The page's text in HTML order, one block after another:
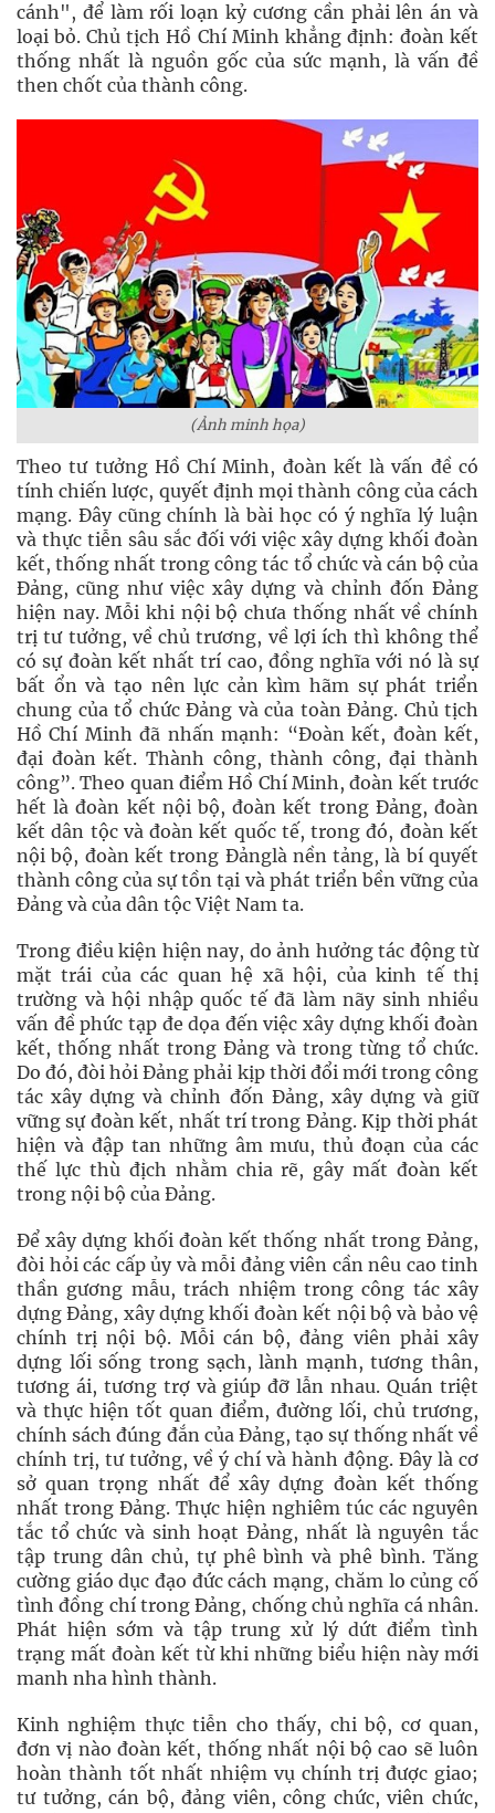
cánh", để làm rối loạn kỷ cương cần phải lên án và
loại bỏ. Chủ tịch Hồ Chí Minh khẳng định: đoàn kết
thống nhất là nguồn gốc của sức mạnh, là vấn đề
then chốt của thành công.
(Ảnh minh họa)
Theo tư tưởng Hồ Chí Minh, đoàn kết là vấn đề có
tính chiến lược, quyết định mọi thành công của cách
mạng. Đây cũng chính là bài học có ý nghĩa lý luận
và thực tiễn sâu sắc đối với việc xây dựng khối đoàn
kết, thống nhất trong công tác tổ chức và cán bộ của
Đảng, cũng như việc xây dựng và chỉnh đốn Đảng
hiện nay. Mỗi khi nội bộ chưa thống nhất về chính
trị tư tưởng, về chủ trương, về lợi ích thì không thể
có sự đoàn kết nhất trí cao, đồng nghĩa với nó là sự
bất ổn và tạo nên lực cản kìm hãm sự phát triển
chung của tổ chức Đảng và của toàn Đảng. Chủ tịch
Hồ Chí Minh đã nhấn mạnh: “Đoàn kết, đoàn kết,
đại đoàn kết. Thành công, thành công, đại thành
công”. Theo quan điểm Hồ Chí Minh, đoàn kết trước
hết là đoàn kết nội bộ, đoàn kết trong Đảng, đoàn
kết dân tộc và đoàn kết quốc tế, trong đó, đoàn kết
nội bộ, đoàn kết trong Đảnglà nền tảng, là bí quyết
thành công của sự tồn tại và phát triển bền vững của
Đảng và của dân tộc Việt Nam ta.
Trong điều kiện hiện nay, do ảnh hưởng tác động từ
mặt trái của các quan hệ xã hội, của kinh tế thị
trường và hội nhập quốc tế đã làm nãy sinh nhiều
vấn đề phức tạp đe dọa đến việc xây dựng khối đoàn
kết, thống nhất trong Đảng và trong từng tổ chức.
Do đó, đòi hỏi Đảng phải kịp thời đổi mới trong công
tác xây dựng và chỉnh đốn Đảng, xây dựng và giữ
vững sự đoàn kết, nhất trí trong Đảng. Kịp thời phát
hiện và đập tan những âm mưu, thủ đoạn của các
thế lực thù địch nhằm chia rẽ, gây mất đoàn kết
trong nội bộ của Đảng.
Để xây dựng khối đoàn kết thống nhất trong Đảng,
đòi hỏi các cấp ủy và mỗi đảng viên cần nêu cao tinh
thần gương mẫu, trách nhiệm trong công tác xây
dựng Đảng, xây dựng khối đoàn kết nội bộ và bảo vệ
chính trị nội bộ. Mỗi cán bộ, đảng viên phải xây
dựng lối sống trong sạch, lành mạnh, tương thân,
tương ái, tương trợ và giúp đỡ lẫn nhau. Quán triệt
và thực hiện tốt quan điểm, đường lối, chủ trương,
chính sách đúng đắn của Đảng, tạo sự thống nhất về
chính trị, tư tưởng, về ý chí và hành động. Đây là cơ
sở quan trọng nhất để xây dựng đoàn kết thống
nhất trong Đảng. Thực hiện nghiêm túc các nguyên
tắc tổ chức và sinh hoạt Đảng, nhất là nguyên tắc
tập trung dân chủ, tự phê bình và phê bình. Tăng
cường giáo dục đạo đức cách mạng, chăm lo củng cố
tình đồng chí trong Đảng, chống chủ nghĩa cá nhân.
Phát hiện sớm và tập trung xử lý dứt điểm tình
trạng mất đoàn kết từ khi những biểu hiện này mới
manh nha hình thành.
Kinh nghiệm thực tiễn cho thấy, chi bộ, cơ quan,
đơn vị nào đoàn kết, thống nhất nội bộ cao sẽ luôn
hoàn thành tốt nhất nhiệm vụ chính trị được giao;
tư tưởng, cán bộ, đảng viên, công chức, viên chức,